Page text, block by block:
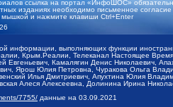
ссылка на портал «ИнфоШОС»
изданиях необходимо письменное
и нажмите клавиши Ctrl+Enter
информации, выполняющих функции
Крым.Реалии, Телеканал Настоящее
Евгеньевич, Камалягин Денис Николаевич,
Ярош Юлия Петровна, Чуракова Ольга
Илья Дмитриевич, Апухтина Юлия
Алеся Алексеевна, Долинина Ирина
7755/ данные на 03.09.2021